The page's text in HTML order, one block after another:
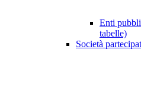
Enti
tabelle)
Società